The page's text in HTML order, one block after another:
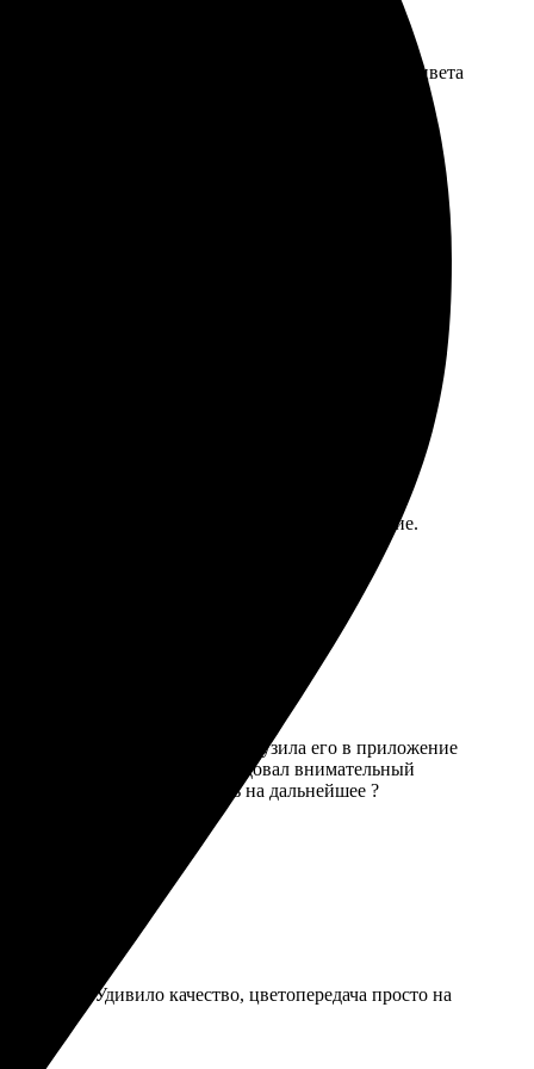
Доставили быстро, в срок. Качество отличное, цвета
уровне. Быстрая доставка и отличное качество
Качество изображения отличное, цвета яркие.
простым: выбрала фото, загрузила его в приложение
насыщенные. Приятно порадовал внимательный
подарок. Надеюсь на дальнейшее ?
заказ. Удивило качество, цветопередача просто на